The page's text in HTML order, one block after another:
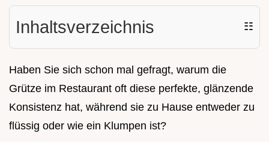
Inhaltsverzeichnis ☷
Haben Sie sich schon mal gefragt, warum die
Grütze im Restaurant oft diese perfekte, glänzende
Konsistenz hat, während sie zu Hause entweder zu
flüssig oder wie ein Klumpen ist?